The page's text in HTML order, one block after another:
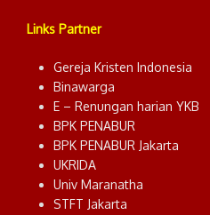
Links Partner
Gereja Kristen Indonesia
Binawarga
E – Renungan harian YKB
BPK PENABUR
BPK PENABUR Jakarta
UKRIDA
Univ Maranatha
STFT Jakarta